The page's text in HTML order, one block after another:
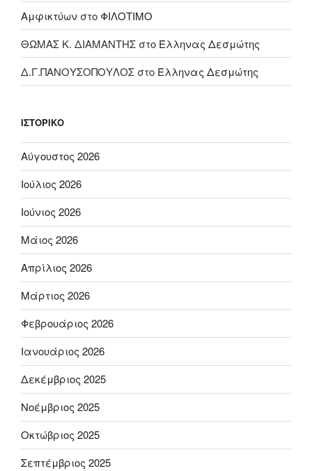
Αμφικτύων στο ΦΙΛΟΤΙΜΟ
ΘΩΜΑΣ Κ. ΔΙΑΜΑΝΤΗΣ στο Έλληνας Δεσμώτης
Δ.Γ.ΠΑΝΟΥΣΟΠΟΥΛΟΣ στο Έλληνας Δεσμώτης
ΙΣΤΟΡΙΚΌ
Αύγουστος 2026
Ιούλιος 2026
Ιούνιος 2026
Μάιος 2026
Απρίλιος 2026
Μάρτιος 2026
Φεβρουάριος 2026
Ιανουάριος 2026
Δεκέμβριος 2025
Νοέμβριος 2025
Οκτώβριος 2025
Σεπτέμβριος 2025